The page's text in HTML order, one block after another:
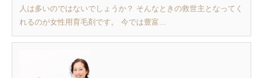
人は多いのではないでしょうか？ そんなときの救世主となってく
れるのが女性用育毛剤です。 今では豊富...